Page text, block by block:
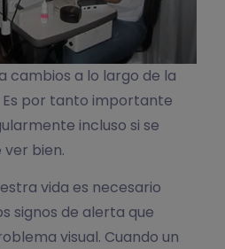
cambios a lo largo de la
Es por tanto importante
incluso si se
bien.
vida es necesario
signos de alerta que
visual. Cuando un